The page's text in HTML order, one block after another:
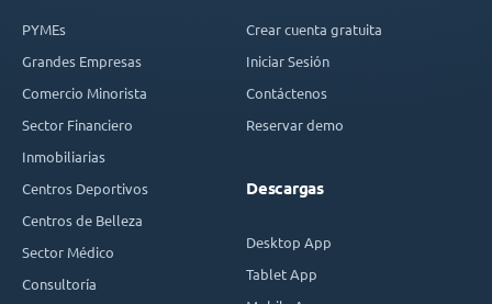
PYMEs
Grandes Empresas
Comercio Minorista
Sector Financiero
Inmobiliarias
Centros Deportivos
Centros de Belleza
Sector Médico
Consultoría
Crear cuenta gratuita
Iniciar Sesión
Contáctenos
Reservar demo
Descargas
Desktop App
Tablet App